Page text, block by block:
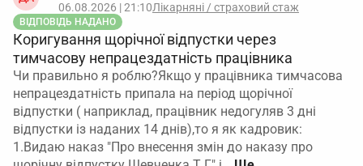
за потрібні місяці.
У Додатку 5 вилучіть помилковий/неповний
рядок через ознаку «1» у графі 20 та додайте
правильний рядок з ознакою «0» у тій же
графі відповідно доРозділу V Порядком №4
Якщо у звітності все заповнено коректно, але
особа все одно «висить».
06.08.2026 | 21:10Лікарняні / страховий стаж
ВІДПОВІДЬ НАДАНО
Коригування щорічної відпустки через
тимчасову непрацездатність працівника
Чи правильно я роблю?Якщо у працівника тимчасова
непрацездатність припала на період щорічної
відпустки ( наприклад, працівник недогуляв 3 дні
відпустки із наданих 14 днів),то я як кадровик:
1.Видаю наказ "Про внесення змін до наказу про